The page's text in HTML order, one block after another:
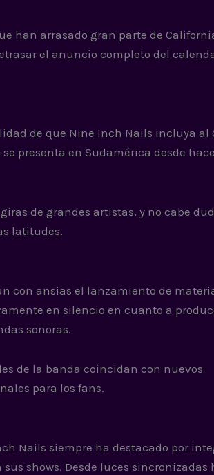
han arrasado gran parte de
el anuncio completo del
de que Nine Inch Nails incluya al
presenta en Sudamérica desde
de grandes artistas, y no cabe
latitudes.
con ansias el lanzamiento de
en silencio en cuanto a
sonoras.
de la banda coincidan con nuevos
para los fans.
Nails siempre ha destacado por
shows. Desde luces sincronizadas